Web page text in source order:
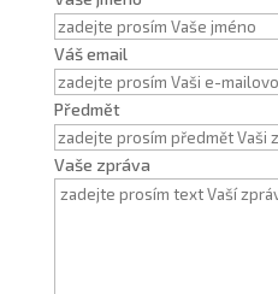
Váš email
Předmět
Vaše zpráva